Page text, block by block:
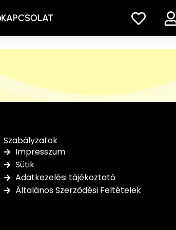
KAPCSOLAT
Szabályzatok
Impresszum
Sütik
Adatkezelési tájékoztató
Általános Szerződési Feltételek